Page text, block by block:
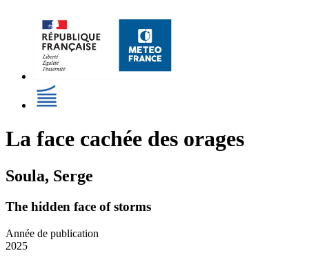
La face cachée des orages
Soula, Serge
The hidden face of storms
Année de publication
2025